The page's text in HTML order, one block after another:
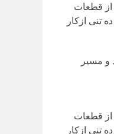
از قطعات
تنی ازکار
و مسیر
از قطعات
تنی ازکار